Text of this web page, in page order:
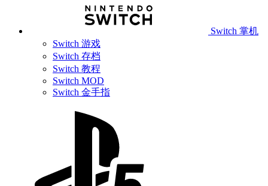
Switch 掌机
Switch 游戏
Switch 存档
Switch 教程
Switch MOD
Switch 金手指